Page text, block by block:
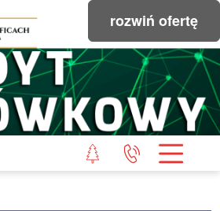
rozwiń ofertę